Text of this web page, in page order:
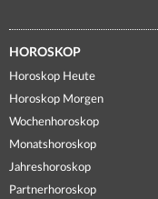
HOROSKOP
Horoskop Heute
Horoskop Morgen
Wochenhoroskop
Monatshoroskop
Jahreshoroskop
Partnerhoroskop